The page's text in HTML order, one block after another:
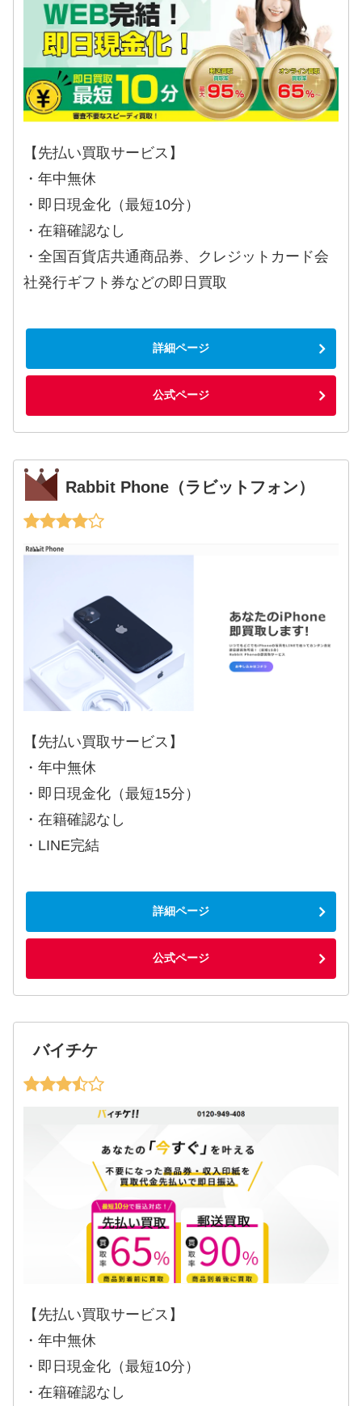
【先払い買取サービス】
・年中無休
・即日現金化（最短10分）
・在籍確認なし
・全国百貨店共通商品券、クレジットカード会
社発行ギフト券などの即日買取
詳細ページ
公式ページ
Rabbit Phone（ラビットフォン）
【先払い買取サービス】
・年中無休
・即日現金化（最短15分）
・在籍確認なし
・LINE完結
詳細ページ
公式ページ
バイチケ
【先払い買取サービス】
・年中無休
・即日現金化（最短10分）
・在籍確認なし